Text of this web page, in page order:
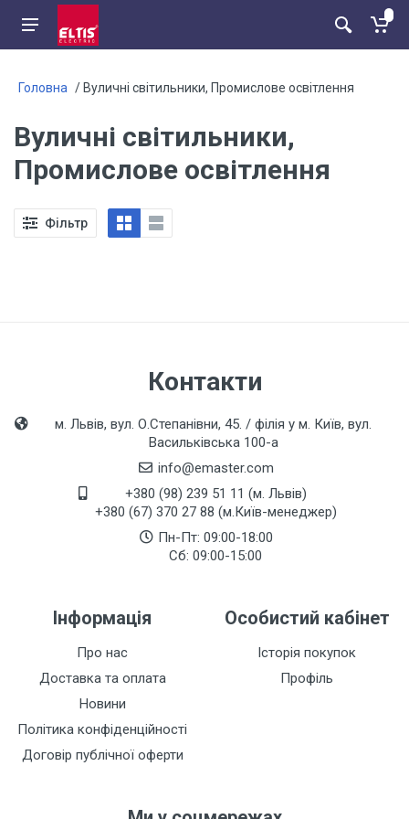
Головна / Вуличні світильники, Промислове освітлення
Вуличні світильники,
Промислове освітлення
Фільтр
Контакти
м. Львів, вул. О.Степанівни, 45. / філія у м. Київ, вул.
Васильківська 100-а
info@emaster.com
+380 (98) 239 51 11 (м. Львів)
+380 (67) 370 27 88 (м.Київ-менеджер)
Пн-Пт: 09:00-18:00
Сб: 09:00-15:00
Інформація
Про нас
Доставка та оплата
Новини
Політика конфіденційності
Договір публічної оферти
Особистий кабінет
Історія покупок
Профіль